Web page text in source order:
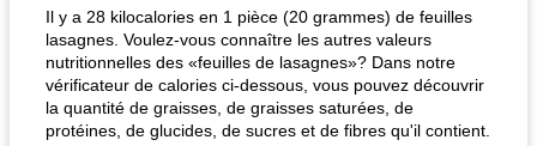
Il y a 28 kilocalories en 1 pièce (20 grammes) de feuilles
lasagnes. Voulez-vous connaître les autres valeurs
nutritionnelles des «feuilles de lasagnes»? Dans notre
vérificateur de calories ci-dessous, vous pouvez découvrir
la quantité de graisses, de graisses saturées, de
protéines, de glucides, de sucres et de fibres qu'il contient.